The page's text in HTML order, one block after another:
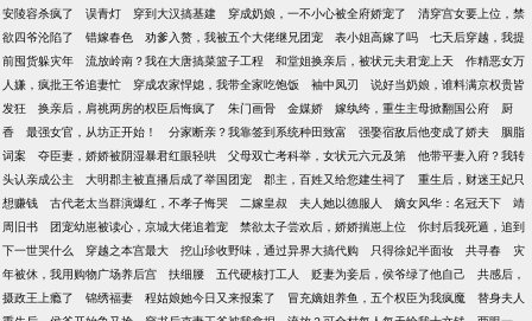
安陵容杀疯了
误青灯 穿到大汉搞基建 穿成奶娘，一不小心被全府娇宠了
清穿宫女要上位，禁
欲四爷沦陷了
错嫁春色 劝爹入赘，我被五个大佬继兄团宠 表小姐高嫁了吗
七天后穿越，我提
前囤货躲灾年
流放岭南？我在大唐搞菜篮子工程 和堂姐换亲后，被状元夫君宠上天
作精恶女万
人嫌，疯批王爷追妻忙
穿成农家悍媳，我带全家吃饱饭 袖中凤刃
说好当奶娘，谁料满京权贵皆
发狂
换亲后，肩祧两房的权臣后悔疯了 朱门画骨 金媒娇 嫁纨绔，重生主母掀翻国公府
厨
香
最强女官，从坊正开始！ 分家断亲？我靠签到系统种田致富 强娶宿敌后他变成了娇夫
胭脂
词案
夺臣妻，娇娇被阴湿暴君红眼轻哄 父母双亡考科举，女状元六元及第
他带平妻入府？我转
头认亲成公主
大明郡主被直播后成了举国团宠 郡主，百姓又给您建生祠了
重生后，财迷王妃只
想赚钱
古代老太当群演爆红，不孝子悔哭 二嫁皇叔 夫人她以德服人 嫡女风华：名冠天下
靖
周旧书
团宠幼崽被读心，京城大佬追着宠 禁欲太子尝欢后，娇娇揣崽上位
你封后我死遁，追到
下一世哭什么
穿越之本宫最大 挖山珍收野味，通过异界大搞代购 只得徐妃半面妆 共寻春
灾
年被休，我用购物广场养后宫
扶细腰 五代硬核打工人 贬妻为妾后，侯爷绿了他自己
共感后，
摄政王上瘾了
锦绣福妻 程姑娘她今日又来报案了 冒充嫡姐养鱼，五个权臣为我疯魔
替身夫人